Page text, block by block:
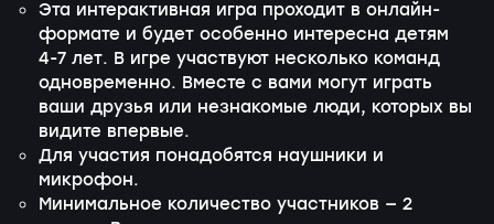
Эта интерактивная игра проходит в онлайн-
формате и будет особенно интересна детям
4-7 лет. В игре участвуют несколько команд
одновременно. Вместе с вами могут играть
ваши друзья или незнакомые люди, которых вы
видите впервые.
Для участия понадобятся наушники и
микрофон.
Минимальное количество участников — 2